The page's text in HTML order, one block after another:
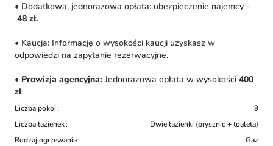
• Dodatkowa, jednorazowa opłata: ubezpieczenie najemcy –
48 zł.
• Kaucja: Informację o wysokości kaucji uzyskasz w
odpowiedzi na zapytanie rezerwacyjne.
• Prowizja agencyjna: Jednorazowa opłata w wysokości 400
zł
Liczba pokoi
9
Liczba łazienek
Dwie łazienki (prysznic + toaleta)
Rodzaj ogrzewania
Gaz